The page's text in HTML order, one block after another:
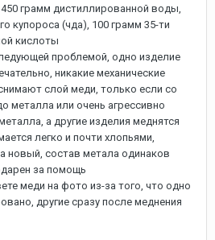
грамм дистиллированной воды,
купороса (чда), 100 грамм 35-ти
кислоты
проблемой, одно изделие
никакие механические
слой меди, только если со
металла или очень агрессивно
а другие изделия меднятся
легко и почти хлопьями,
новый, состав метала одинаков
за помощь
меди на фото из-за того, что одно
другие сразу после меднения